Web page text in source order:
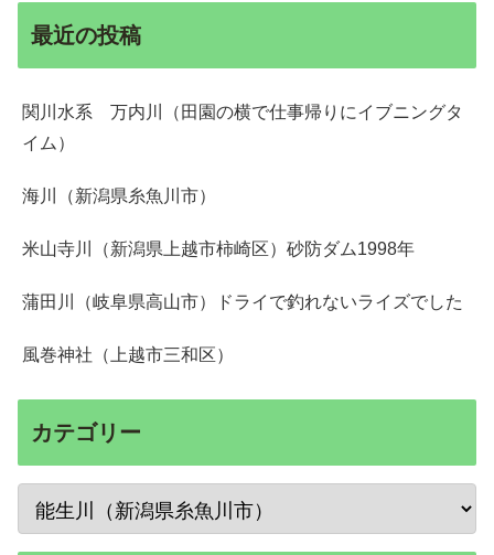
最近の投稿
関川水系 万内川（田園の横で仕事帰りにイブニングタ
イム）
海川（新潟県糸魚川市）
米山寺川（新潟県上越市柿崎区）砂防ダム1998年
蒲田川（岐阜県高山市）ドライで釣れないライズでした
風巻神社（上越市三和区）
カテゴリー